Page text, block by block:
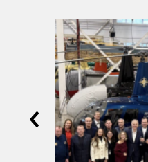
ИНФРАСТРУКТУРА
ОБУЧЕНИЕ
ИНСТРУКТОРЫ
ПРОДАЖА
ПРОДАЖА АТИ
НОВОСТИ